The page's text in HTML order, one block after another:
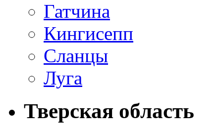
Гатчина
Кингисепп
Сланцы
Луга
Тверская область